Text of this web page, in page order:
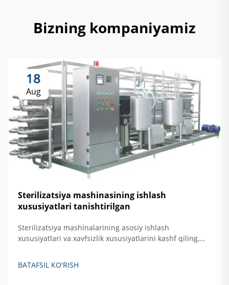
Bizning kompaniyamiz
18
Aug
Sterilizatsiya mashinasining ishlash
xususiyatlari tanishtirilgan
Sterilizatsiya mashinalarining asosiy ishlash
xususiyatlari va xavfsizlik xususiyatlarini kashf qiling,
samarali qattiq akslantiruvchi sterilizatsiya qilishni
BATAFSIL KO'RISH